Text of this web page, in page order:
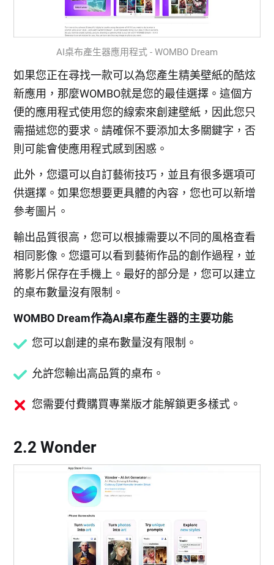
AI桌布產生器應用程式 - WOMBO Dream
如果您正在尋找一款可以為您產生精美壁紙的酷炫
新應用，那麼WOMBO就是您的最佳選擇。這個方
便的應用程式使用您的線索來創建壁紙，因此您只
需描述您的要求。請確保不要添加太多關鍵字，否
則可能會使應用程式感到困惑。
此外，您還可以自訂藝術技巧，並且有很多選項可
供選擇。如果您想要更具體的內容，您也可以新增
參考圖片。
輸出品質很高，您可以根據需要以不同的風格查看
相同影像。您還可以看到藝術作品的創作過程，並
將影片保存在手機上。最好的部分是，您可以建立
的桌布數量沒有限制。
WOMBO Dream作為AI桌布產生器的主要功能
您可以創建的桌布數量沒有限制。
允許您輸出高品質的桌布。
您需要付費購買專業版才能解鎖更多樣式。
2.2 Wonder